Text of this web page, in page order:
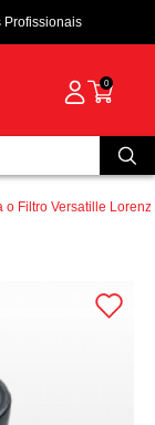
Profissionais
0
o Filtro Versatille